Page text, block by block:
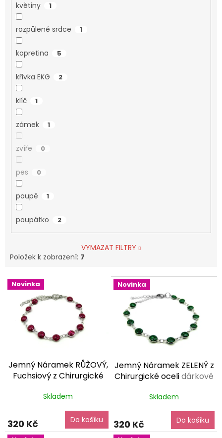
květiny 1
rozpůlené srdce 1
kopretina 5
křivka EKG 2
klíč 1
zámek 1
zvíře 0
pes 0
poupě 1
poupátko 2
VYMAZAT FILTRY
Položek k zobrazení: 7
V
ý
d
Novinka
Jemný Náramek RŮŽOVÝ,
Fuchsiový z Chirurgické
zdarma
Skladem
320 Kč Do košíku
Novinka
Jemný Náramek ZELENÝ z
Chirurgické ocelidárkové
Skladem
320 Kč Do košíku